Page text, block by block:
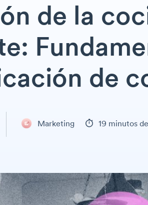
de la
de
Marketing 19 minutos